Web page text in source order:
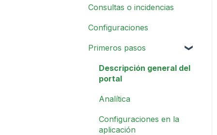
Consultas o incidencias
Configuraciones
Primeros pasos
Descripción general del
portal
Analítica
Configuraciones en la
aplicación